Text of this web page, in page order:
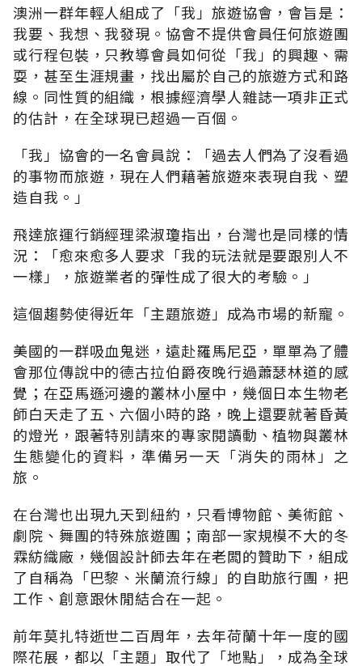
澳洲一群年輕人組成了「我」旅遊協會，會旨是：
我要、我想、我發現。協會不提供會員任何旅遊團
或行程包裝，只教導會員如何從「我」的興趣、需
耍，甚至生涯規畫，找出屬於自己的旅遊方式和路
線。同性質的組織，根據經濟學人雜誌一項非正式
的估計，在全球現已超過一百個。
「我」協會的一名會員說：「過去人們為了沒看過
的事物而旅遊，現在人們藉著旅遊來表現自我、塑
造自我。」
飛達旅運行銷經理梁淑瓊指出，台灣也是同樣的情
況：「愈來愈多人要求「我的玩法就是要跟別人不
一樣」，旅遊業者的彈性成了很大的考驗。」
這個趨勢使得近年「主題旅遊」成為市場的新寵。
美國的一群吸血鬼迷，遠赴羅馬尼亞，單單為了體
會那位傳說中的德古拉伯爵夜晚行過蕭瑟林道的感
覺；在亞馬遜河邊的叢林小屋中，幾個日本生物老
師白天走了五、六個小時的路，晚上還要就著昏黃
的燈光，跟著特別請來的專家閱讀動、植物與叢林
生態變化的資料，準備另一天「消失的雨林」之
旅。
在台灣也出現九天到紐約，只看博物館、美術館、
劇院、舞團的特殊旅遊團；南部一家規模不大的冬
霖紡織廠，幾個設計師去年在老闆的贊助下，組成
了自稱為「巴黎、米蘭流行線」的自助旅行團，把
工作、創意跟休閒結合在一起。
前年莫扎特逝世二百周年，去年荷蘭十年一度的國
際花展，都以「主題」取代了「地點」，成為全球